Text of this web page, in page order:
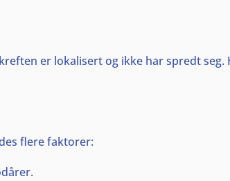
er lokalisert og ikke har spredt seg.
flere faktorer: